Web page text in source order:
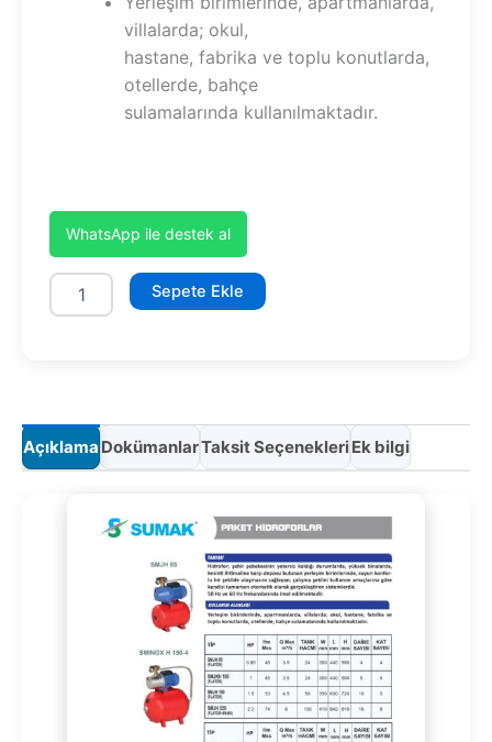
villalarda; okul,
hastane, fabrika ve toplu konutlarda,
otellerde, bahçe
sulamalarında kullanılmaktadır.
WhatsApp ile destek al
SYMH8-
300/8
Sepete Ekle
Açıklama DokümanlarTaksit SeçenekleriEk bilgi